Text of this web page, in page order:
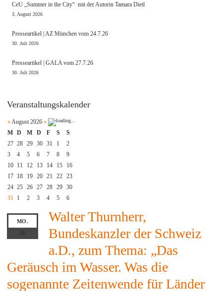
CeU „Summer in the City“ mit der Autorin Tamara Dietl
3. August 2026
Presseartikel | AZ München vom 24.7.26
30. Juli 2026
Presseartikel | GALA vom 27.7.26
30. Juli 2026
Veranstaltungskalender
«August 2026 »
M D M D F S
S
27 28 29 30 31 1
2
3
4 5 6 7 8
9
10 11 12 13 14 15
16
17 18 19 20 21 22 23
24 25 26 27 28 29 30
31 1 2 3 4 5 6
MO.
Walter Thurnherr,
Bundeskanzler der Schweiz
a.D., zum Thema: „Das
Geräusch im Wasser. Was die
sogenannte Zeitenwende für Länder